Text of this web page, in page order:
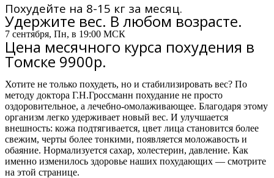
Похудейте на 8-15 кг за месяц.
Удержите вес. В любом возрасте.
7 сентября, Пн, в 19:00 МСК
Цена месячного курса похудения в
Томске 9900р.
Хотите не только похудеть, но и стабилизировать вес? По
методу доктора Г.Н.Гроссманн похудание не просто
оздоровительное, а лечебно-омолаживающее. Благодаря этому
организм легко удерживает новый вес. И улучшается
внешность: кожа подтягивается, цвет лица становится более
свежим, черты более тонкими, появляется моложавость и
обаяние. Нормализуется сахар, холестерин, давление. Как
именно изменилось здоровье наших похудающих — смотрите
на этой странице.